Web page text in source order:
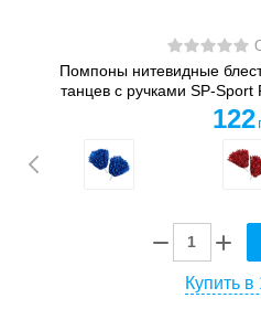
Помпоны нитевидные
танцев с ручками SP-Sport
122
Купить в